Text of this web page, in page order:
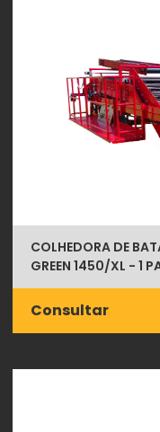
COLHEDORA DE
GREEN 1450/XL - 1
Consultar